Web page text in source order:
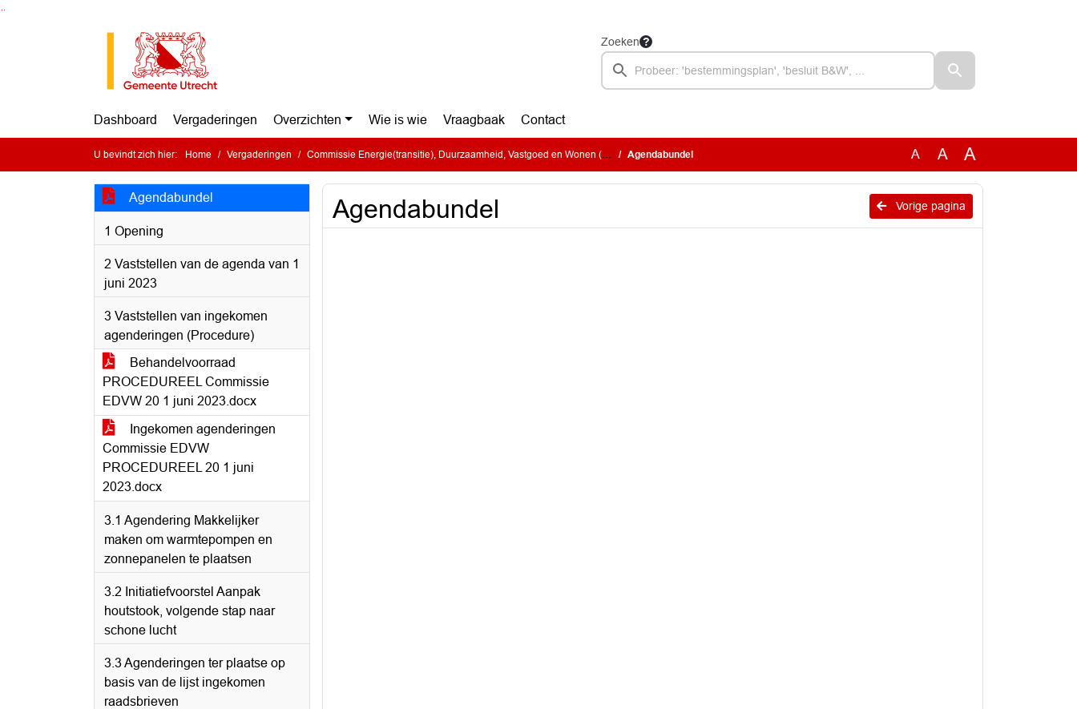
Zoeken
Dashboard Vergaderingen Overzichten Wie is wie Vraagbaak Contact
U bevindt zich hier: Home Vergaderingen Commissie Energie(transitie), Duurzaamheid, Vastgoed en Wonen (donderdag 1 juni 2023) Agendabundel A A A
Agendabundel
1 Opening
2 Vaststellen van de agenda van 1
juni 2023
3 Vaststellen van ingekomen
agenderingen (Procedure)
Behandelvoorraad
PROCEDUREEL Commissie
EDVW 20 1 juni 2023.docx
Ingekomen agenderingen
Commissie EDVW
PROCEDUREEL 20 1 juni
2023.docx
3.1 Agendering Makkelijker
maken om warmtepompen en
zonnepanelen te plaatsen
3.2 Initiatiefvoorstel Aanpak
houtstook, volgende stap naar
schone lucht
3.3 Agenderingen ter plaatse op
basis van de lijst ingekomen
raadsbrieven
Vorige pagina
Agendabundel